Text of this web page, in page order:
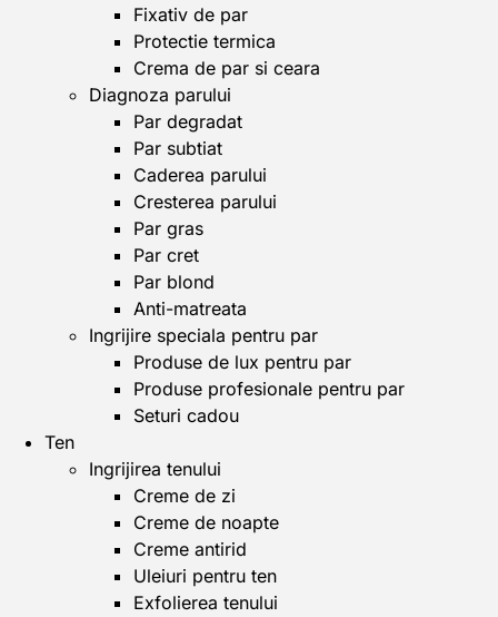
Fixativ de par
Protectie termica
Crema de par si ceara
Diagnoza parului
Par degradat
Par subtiat
Caderea parului
Cresterea parului
Par gras
Par cret
Par blond
Anti-matreata
Ingrijire speciala pentru par
Produse de lux pentru par
Produse profesionale pentru par
Seturi cadou
Ten
Ingrijirea tenului
Creme de zi
Creme de noapte
Creme antirid
Uleiuri pentru ten
Exfolierea tenului